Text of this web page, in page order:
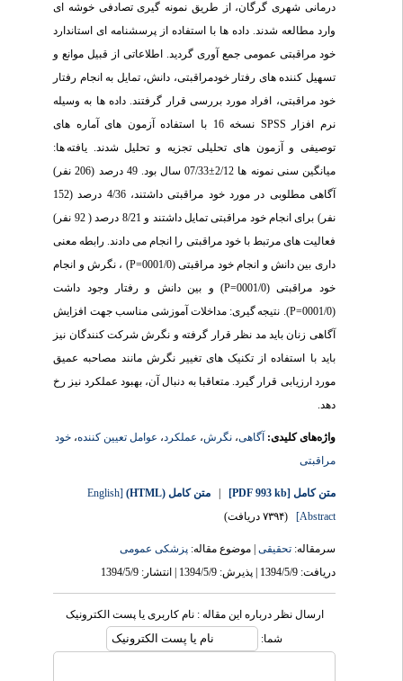
درمانی شهری گرگان، از طریق نمونه گیری تصادفی خوشه ای
وارد مطالعه شدند. داده ها با استفاده از پرسشنامه ای استاندارد
خود مراقبتی عمومی جمع آوری گردید. اطلاعاتی از قبیل موانع و
تسهیل کننده های رفتار خودمراقبتی، دانش، تمایل به انجام رفتار
خود مراقبتی، افراد مورد بررسی قرار گرفتند. داده ها به وسیله
نرم افزار SPSS نسخه 16 با استفاده آزمون های آماره های
توصیفی و آزمون های تحلیلی تجزیه و تحلیل شدند. یافته ها:
میانگین سنی نمونه ها 2/12±07/33 سال بود. 49 درصد (206 نفر)
آگاهی مطلوبی در مورد خود مراقبتی داشتند، 4/36 درصد (152
نفر) برای انجام خود مراقبتی تمایل داشتند و 8/21 درصد ( 92 نفر)
فعالیت های مرتبط با خود مراقبتی را انجام می دادند. رابطه معنی
داری بین دانش و انجام خود مراقبتی (0001/0=P) ، نگرش و انجام
خود مراقبتی (0001/0=P) و بین دانش و رفتار وجود داشت
(0001/0=P). نتیجه گیری: مداخلات آموزشی مناسب جهت افزایش
آگاهی زنان باید مد نظر قرار گرفته و نگرش شرکت کنندگان نیز
باید با استفاده از تکنیک های تغییر نگرش مانند مصاحبه عمیق
مورد ارزیابی قرار گیرد. متعاقبا به دنبال آن، بهبود عملکرد نیز رخ
دهد.
واژه‌های کلیدی:آگاهی، نگرش، عملکرد، عوامل تعیین کننده،خود
مراقبتی
متن کامل[PDF 993 kb]
| متن کامل (HTML)
[English
Abstract]
(۷۳۹۴ دریافت)
سرمقاله:تحقیقی| موضوع مقاله:پزشکی عمومى
دریافت: 1394/5/9 | پذیرش: 1394/5/9 | انتشار: 1394/5/9
ارسال نظر درباره این مقاله : نام کاربری یا پست الکترونیک
شما: